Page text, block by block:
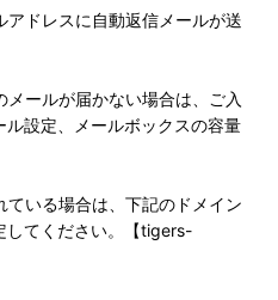
ドレスに自動返信メールが送
ールが届かない場合は、ご入
設定、メールボックスの容量
いる場合は、下記のドメイン
してください。【tigers-